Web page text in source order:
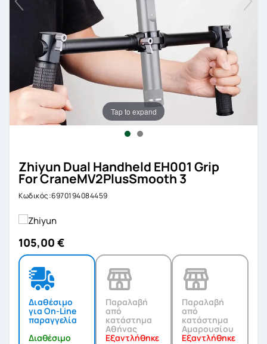
Tap to expand
Zhiyun Dual Handheld EH001 Grip
For CraneMV2PlusSmooth 3
Κωδικός:6970194084459
105,00 €
Διαθέσιμο
για On-Line
παραγγελία
Διαθέσιμο
Παραλαβή
από
κατάστημα
Αθήνας
Εξαντλήθηκε
Παραλαβή
από
κατάστημα
Αμαρουσίου
Εξαντλήθηκε